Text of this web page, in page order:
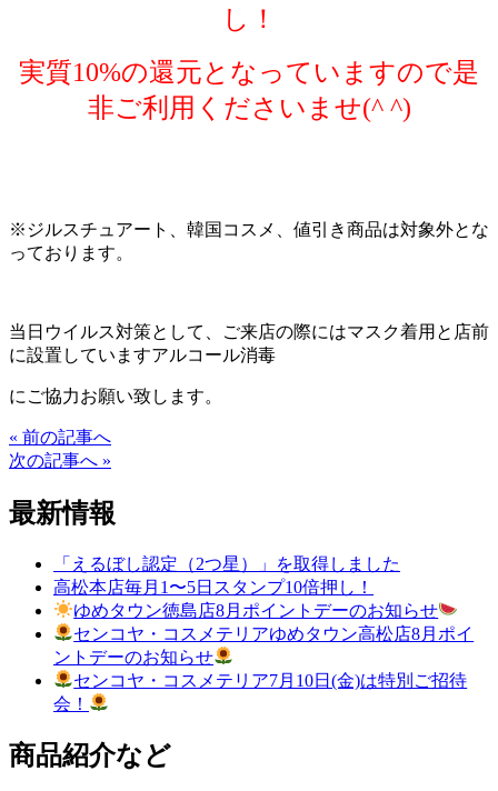
し！
実質10%の還元となっていますので是
非ご利用くださいませ(^ ^)
※ ジルスチュアート、韓国コスメ、値引き商品は対象外とな
っております。
当日ウイルス対策として、ご来店の際にはマスク着用と店前
に設置していますアルコール消毒
にご協力お願い致します。
« 前の記事へ
次の記事へ »
最新情報
「えるぼし認定（2つ星）」を取得しました
高松本店毎月1〜5日スタンプ10倍押し！
ゆめタウン徳島店8月ポイントデーのお知らせ
センコヤ・コスメテリアゆめタウン高松店8月ポイ
ントデーのお知らせ
センコヤ・コスメテリア7月10日(金)は特別ご招待
会！
商品紹介など